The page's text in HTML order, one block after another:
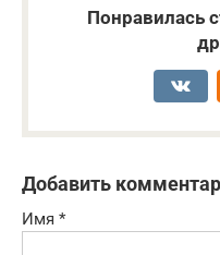
Понравилась
Добавить
Имя *